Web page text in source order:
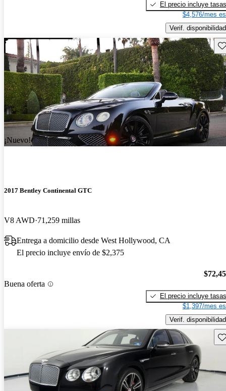
El precio incluye tasas
$4,576/mes
Verif. disponibilidad
¡Nuevo!
2017 Bentley Continental GTC
V8 AWD 71,259 millas
Entrega a domicilio desde West Hollywood, CA
El precio incluye envío de $2,375
Buena oferta
El precio incluye tasas
$1,397/mes
Verif. disponibilidad